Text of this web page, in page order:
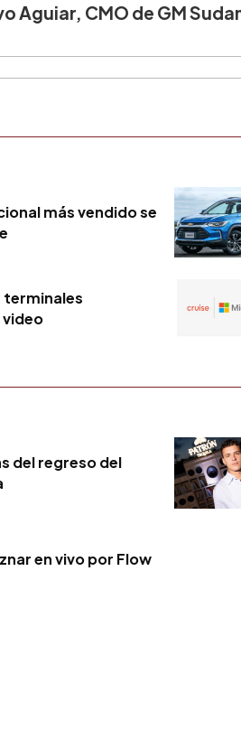
Aguiar, CMO de GM
más vendido se
terminales
del regreso del
en vivo por Flow